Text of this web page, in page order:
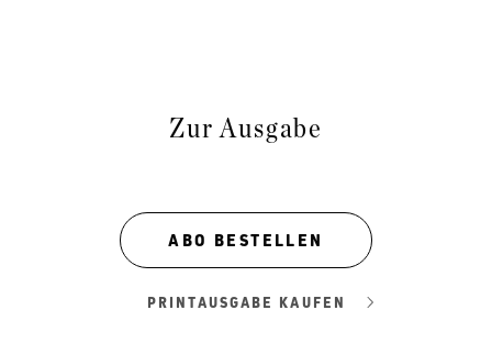
Zur Ausgabe
ABO BESTELLEN
PRINTAUSGABE KAUFEN